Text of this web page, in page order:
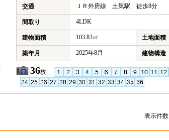
交通 ＪＲ外房線 土気駅 徒歩8分
間取り 4LDK
建物面積 103.83㎡ 土地面積
築年月 2025年8月 建物構造
36枚
表示件数